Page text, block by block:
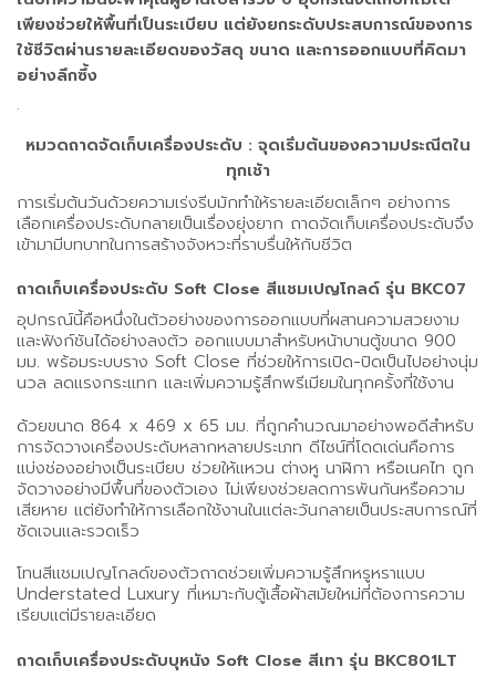
เพียงช่วยให้พื้นที่เป็นระเบียบ แต่ยังยกระดับประสบการณ์ของการ
ใช้ชีวิตผ่านรายละเอียดของวัสดุ ขนาด และการออกแบบที่คิดมา
อย่างลึกซึ้ง
.
หมวดถาดจัดเก็บเครื่องประดับ : จุดเริ่มต้นของความประณีตใน
ทุกเช้า
การเริ่มต้นวันด้วยความเร่งรีบมักทำให้รายละเอียดเล็กๆ อย่างการ
เลือกเครื่องประดับกลายเป็นเรื่องยุ่งยาก ถาดจัดเก็บเครื่องประดับจึง
เข้ามามีบทบาทในการสร้างจังหวะที่ราบรื่นให้กับชีวิต
ถาดเก็บเครื่องประดับ Soft Close สีแชมเปญโกลด์ รุ่น BKC07
อุปกรณ์นี้คือหนึ่งในตัวอย่างของการออกแบบที่ผสานความสวยงาม
และฟังก์ชันได้อย่างลงตัว ออกแบบมาสำหรับหน้าบานตู้ขนาด 900
มม. พร้อมระบบราง Soft Close ที่ช่วยให้การเปิด-ปิดเป็นไปอย่างนุ่ม
นวล ลดแรงกระแทก และเพิ่มความรู้สึกพรีเมียมในทุกครั้งที่ใช้งาน
ด้วยขนาด 864 x 469 x 65 มม. ที่ถูกคำนวณมาอย่างพอดีสำหรับ
การจัดวางเครื่องประดับหลากหลายประเภท ดีไซน์ที่โดดเด่นคือการ
แบ่งช่องอย่างเป็นระเบียบ ช่วยให้แหวน ต่างหู นาฬิกา หรือเนคไท ถูก
จัดวางอย่างมีพื้นที่ของตัวเอง ไม่เพียงช่วยลดการพันกันหรือความ
เสียหาย แต่ยังทำให้การเลือกใช้งานในแต่ละวันกลายเป็นประสบการณ์ที่
ชัดเจนและรวดเร็ว
โทนสีแชมเปญโกลด์ของตัวถาดช่วยเพิ่มความรู้สึกหรูหราแบบ
Understated Luxury ที่เหมาะกับตู้เสื้อผ้าสมัยใหม่ที่ต้องการความ
เรียบแต่มีรายละเอียด
ถาดเก็บเครื่องประดับบุหนัง Soft Close สีเทา รุ่น BKC801LT